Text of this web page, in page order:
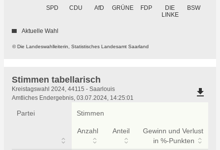
SPD CDU AfD GRÜNE FDP
DIE
LINKE
BSW
© Die Landeswahlleiterin, Statistisches Landesamt Saarland
Aktuelle Wahl
Stimmen tabellarisch
Stimmen
tabellarisch
Kreistagswahl 2024, 44115 - Saarlouis
Amtliches Endergebnis, 03.07.2024, 14:25:01
file_download
Partei Stimmen
Anzahl Anteil
Gewinn und Verlust
in %-Punkten